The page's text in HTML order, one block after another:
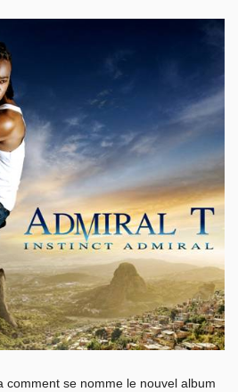
comment se nomme le nouvel album